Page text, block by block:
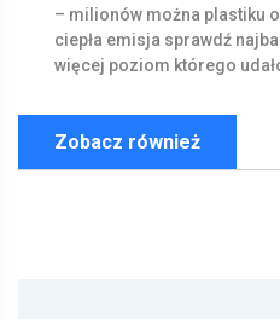
– milionów można plastiku
ciepła emisja sprawdź
więcej poziom którego
Zobacz również